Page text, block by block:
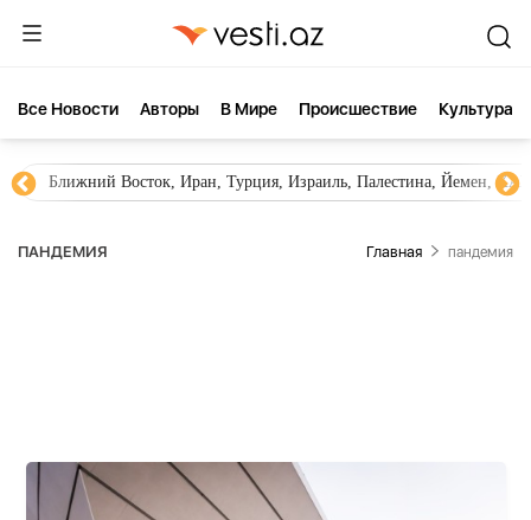
Все Новости Aвторы В Мире Происшествие Культура
Новости Азербайджана Южный Кавказ, Грузия,
ПАНДЕМИЯ Главная пандемия